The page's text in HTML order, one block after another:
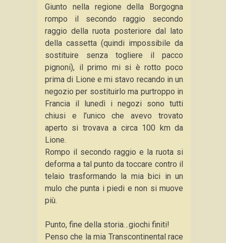
Giunto nella regione della Borgogna
rompo il secondo raggio secondo
raggio della ruota posteriore dal lato
della cassetta (quindi impossibile da
sostituire senza togliere il pacco
pignoni), il primo mi si è rotto poco
prima di Lione e mi stavo recando in un
negozio per sostituirlo ma purtroppo in
Francia il lunedì i negozi sono tutti
chiusi e l’unico che avevo trovato
aperto si trovava a circa 100 km da
Lione.
Rompo il secondo raggio e la ruota si
deforma a tal punto da toccare contro il
telaio trasformando la mia bici in un
mulo che punta i piedi e non si muove
più.
Punto, fine della storia…giochi finiti!
Penso che la mia Transcontinental race